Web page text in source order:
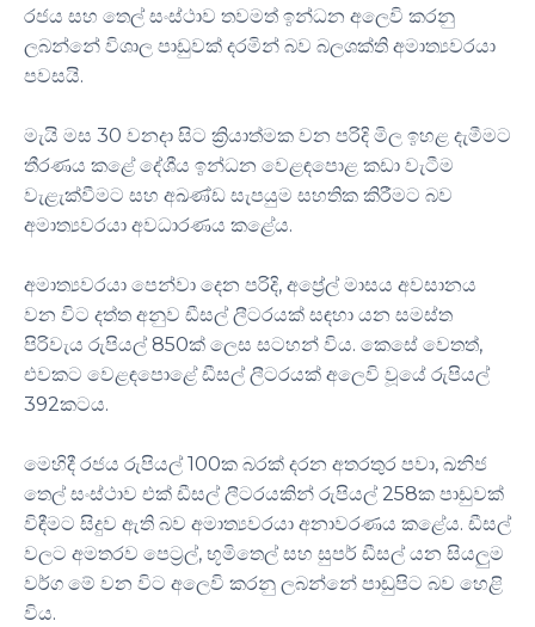
රජය සහ තෙල් සංස්ථාව තවමත් ඉන්ධන අලෙවි කරනු
ලබන්නේ විශාල පාඩුවක් දරමින් බව බලශක්ති අමාත්‍යවරයා
පවසයි.
මැයි මස 30 වනදා සිට ක්‍රියාත්මක වන පරිදි මිල ඉහළ දැමීමට
තීරණය කළේ දේශීය ඉන්ධන වෙළඳපොළ කඩා වැටීම
වැළැක්වීමට සහ අඛණ්ඩ සැපයුම සහතික කිරීමට බව
අමාත්‍යවරයා අවධාරණය කළේය.
අමාත්‍යවරයා පෙන්වා දෙන පරිදි, අප්‍රේල් මාසය අවසානය
වන විට දත්ත අනුව ඩීසල් ලීටරයක් සඳහා යන සමස්ත
පිරිවැය රුපියල් 850ක් ලෙස සටහන් විය. කෙසේ වෙතත්,
එවකට වෙළඳපොළේ ඩීසල් ලීටරයක් අලෙවි වූයේ රුපියල්
392කටය.
මෙහිදී රජය රුපියල් 100ක බරක් දරන අතරතුර පවා, ඛනිජ
තෙල් සංස්ථාව එක් ඩීසල් ලීටරයකින් රුපියල් 258ක පාඩුවක්
විඳීමට සිදුව ඇති බව අමාත්‍යවරයා අනාවරණය කළේය. ඩීසල්
වලට අමතරව පෙට්‍රල්, භූමිතෙල් සහ සුපර් ඩීසල් යන සියලුම
වර්ග මේ වන විට අලෙවි කරනු ලබන්නේ පාඩුපිට බව හෙළි
විය.